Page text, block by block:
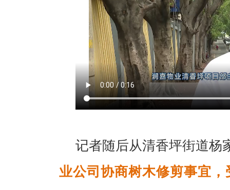
记者随后从清香坪街道杨
业公司协商树木修剪事宜